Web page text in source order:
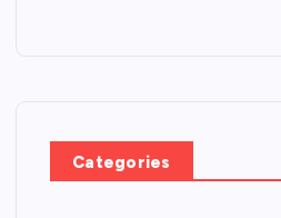
Categories